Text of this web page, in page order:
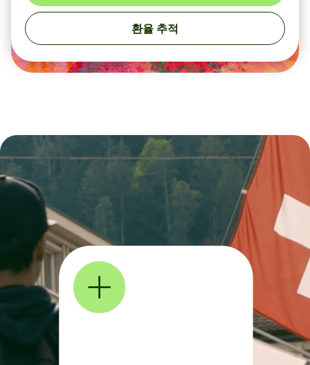
환율 추적